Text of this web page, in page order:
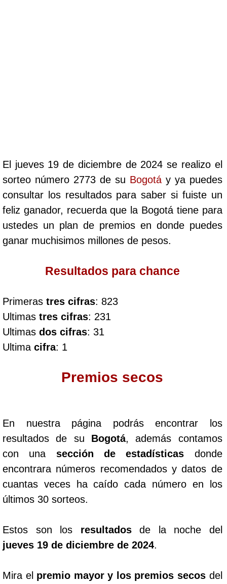
Cafeterito Noche
Caribeña Día
Caribeña Noche
Culona día
Culona noche
Dorado Mañana
Dorado Noche
Fantástica Día
Fantástica Noche
Motilon Tarde
El jueves 19 de diciembre de 2024 se realizo el
sorteo número 2773 de su Bogotáy ya puedes
consultar los resultados para saber si fuiste un
feliz ganador, recuerda que la Bogotá tiene para
ustedes un plan de premios en donde puedes
ganar muchisimos millones de pesos.
Resultados para chance
Primeras tres cifras: 823
Ultimas tres cifras: 231
Ultimas dos cifras: 31
Ultima cifra: 1
Premios secos
En nuestra página podrás encontrar los
resultados de su Bogotá, además contamos
con una sección de estadísticas donde
encontrara números recomendados y datos de
cuantas veces ha caído cada número en los
últimos 30 sorteos.
Estos son los resultadosde la noche del
jueves 19 de diciembre de 2024.
Mira el premio mayor y los premios secosdel